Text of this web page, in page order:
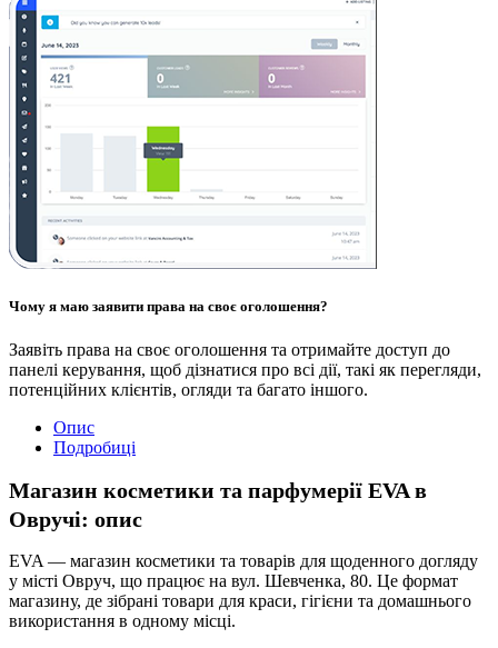
Чому я маю заявити права на своє оголошення?
Заявіть права на своє оголошення та отримайте доступ до
панелі керування, щоб дізнатися про всі дії, такі як перегляди,
потенційних клієнтів, огляди та багато іншого.
Опис
Подробиці
Магазин косметики та парфумерії EVA в
Овручі: опис
EVA — магазин косметики та товарів для щоденного догляду
у місті Овруч, що працює на вул. Шевченка, 80. Це формат
магазину, де зібрані товари для краси, гігієни та домашнього
використання в одному місці.